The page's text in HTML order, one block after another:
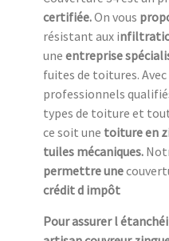
certifiée.On vous
résistant aux i
une entreprise
fuites de toitures. Avec
professionnels
types de toiture et
ce soit une toiture en
tuiles mécaniques.
permettre une
crédit d impôt
Pour assurer l